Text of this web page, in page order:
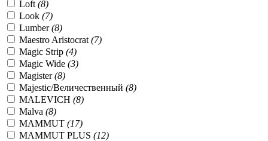
Loft (8)
Look (7)
Lumber(8)
Maestro Aristocrat (7)
Magic Strip (4)
Magic Wide (3)
Magister(8)
Majestic/Величественный (8)
MALEVICH (8)
Malva (8)
MAMMUT (17)
MAMMUT PLUS (12)